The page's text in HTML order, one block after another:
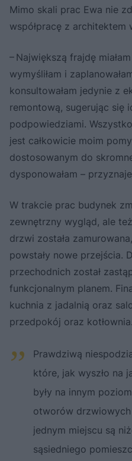
Mimo skali prac Ewa nie
współpracę z architektem
– Największą frajdę
wymyśliłam i
konsultowałam jedynie z
remontową, sugerując się
podpowiedziami.
jest całkowicie moim
dostosowanym do
dysponowałam –
W trakcie prac budynek
zewnętrzny wygląd, ale
drzwi została
powstały nowe przejścia.
przechodnich został
funkcjonalnym planem.
kuchnia z jadalnią oraz
przedpokój oraz kotłownia.
Prawdziwą
które, jak wyszło na
były na innym
otworów drzwiowych
jednym miejscu są
sąsiedniego